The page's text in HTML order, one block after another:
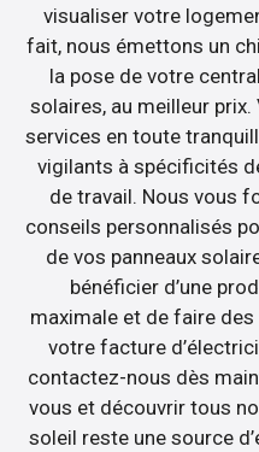
visualiser votre
fait, nous émettons un
la pose de votre
solaires, au meilleur
services en toute
vigilants à spécificités
de travail. Nous vous
conseils personnalisés
de vos panneaux
bénéficier d’une
maximale et de faire
votre facture
contactez-nous dès
vous et découvrir tous
soleil reste une source